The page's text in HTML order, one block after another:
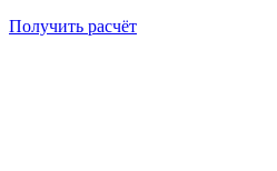
Получить расчёт